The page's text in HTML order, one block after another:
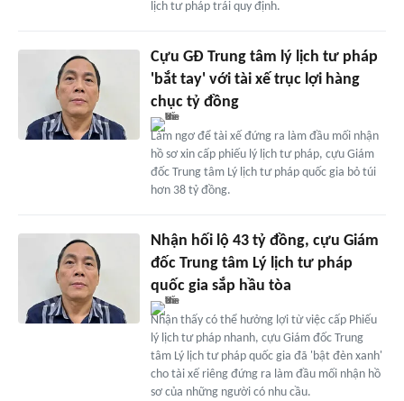
lịch tư pháp trái quy định.
Cựu GĐ Trung tâm lý lịch tư pháp
'bắt tay' với tài xế trục lợi hàng
chục tỷ đồng
Làm ngơ để tài xế đứng ra làm đầu mối nhận
hồ sơ xin cấp phiếu lý lịch tư pháp, cựu Giám
đốc Trung tâm Lý lịch tư pháp quốc gia bỏ túi
hơn 38 tỷ đồng.
Nhận hối lộ 43 tỷ đồng, cựu Giám
đốc Trung tâm Lý lịch tư pháp
quốc gia sắp hầu tòa
Nhận thấy có thể hưởng lợi từ việc cấp Phiếu
lý lịch tư pháp nhanh, cựu Giám đốc Trung
tâm Lý lịch tư pháp quốc gia đã 'bật đèn xanh'
cho tài xế riêng đứng ra làm đầu mối nhận hồ
sơ của những người có nhu cầu.